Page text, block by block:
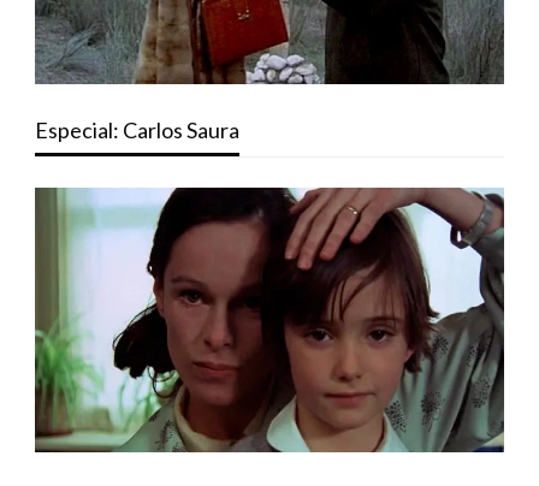
Especial: Carlos Saura